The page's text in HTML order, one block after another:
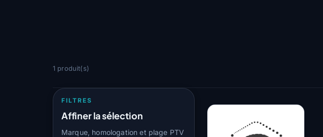
1 produit(s)
FILTRES
Affiner la sélection
Marque, homologation et plage PTV